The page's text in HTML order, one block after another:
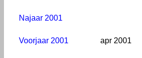
Najaar 2001
Voorjaar 2001
apr 2001